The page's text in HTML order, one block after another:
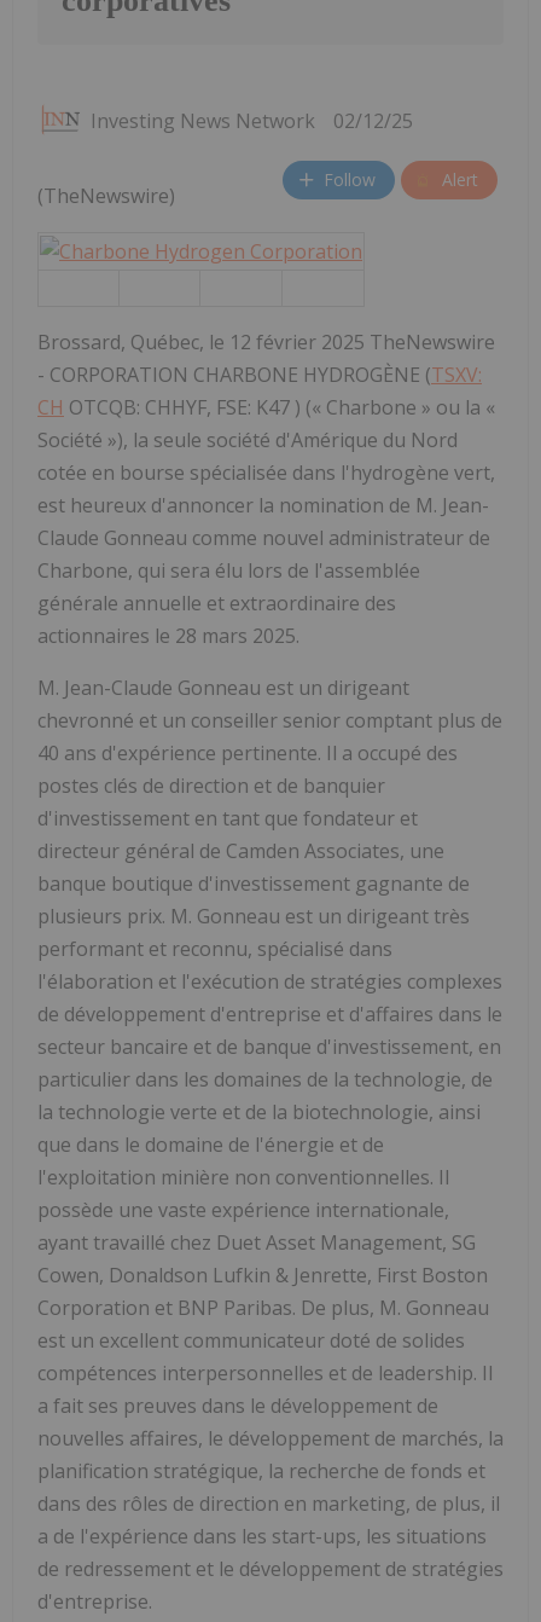
Investing News Network 02/12/25
Follow Alert
(TheNewswire)
Brossard, Québec, le 12 février 2025 TheNewswire
- CORPORATION CHARBONE HYDROGÈNE (TSXV:
CH OTCQB: CHHYF, FSE: K47 ) (« Charbone » ou la «
Société »), la seule société d'Amérique du Nord
cotée en bourse spécialisée dans l'hydrogène vert,
est heureux d'annoncer la nomination de M. Jean-
Claude Gonneau comme nouvel administrateur de
Charbone, qui sera élu lors de l'assemblée
générale annuelle et extraordinaire des
actionnaires le 28 mars 2025.
M. Jean-Claude Gonneau est un dirigeant
chevronné et un conseiller senior comptant plus de
40 ans d'expérience pertinente. Il a occupé des
postes clés de direction et de banquier
d'investissement en tant que fondateur et
directeur général de Camden Associates, une
banque boutique d'investissement gagnante de
plusieurs prix. M. Gonneau est un dirigeant très
performant et reconnu, spécialisé dans
l'élaboration et l'exécution de stratégies complexes
de développement d'entreprise et d'affaires dans le
secteur bancaire et de banque d'investissement, en
particulier dans les domaines de la technologie, de
la technologie verte et de la biotechnologie, ainsi
que dans le domaine de l'énergie et de
l'exploitation minière non conventionnelles. Il
possède une vaste expérience internationale,
ayant travaillé chez Duet Asset Management, SG
Cowen, Donaldson Lufkin & Jenrette, First Boston
Corporation et BNP Paribas. De plus, M. Gonneau
est un excellent communicateur doté de solides
compétences interpersonnelles et de leadership. Il
a fait ses preuves dans le développement de
nouvelles affaires, le développement de marchés, la
planification stratégique, la recherche de fonds et
dans des rôles de direction en marketing, de plus, il
a de l'expérience dans les start-ups, les situations
de redressement et le développement de stratégies
d'entreprise.